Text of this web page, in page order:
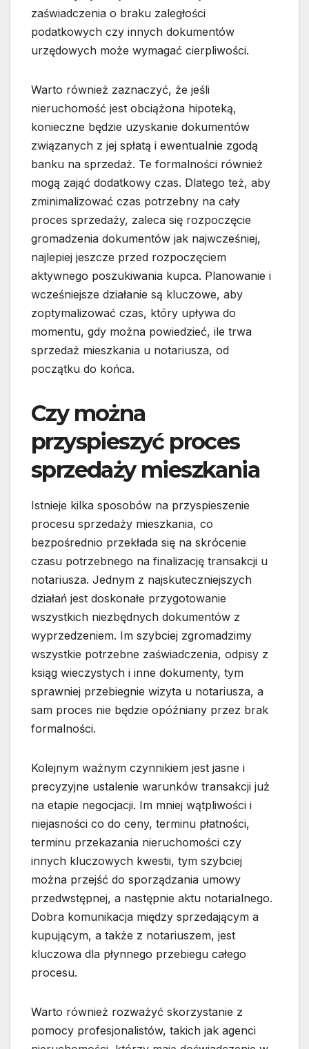
zaświadczenia o braku zaległości
podatkowych czy innych dokumentów
urzędowych może wymagać cierpliwości.
Warto również zaznaczyć, że jeśli
nieruchomość jest obciążona hipoteką,
konieczne będzie uzyskanie dokumentów
związanych z jej spłatą i ewentualnie zgodą
banku na sprzedaż. Te formalności również
mogą zająć dodatkowy czas. Dlatego też, aby
zminimalizować czas potrzebny na cały
proces sprzedaży, zaleca się rozpoczęcie
gromadzenia dokumentów jak najwcześniej,
najlepiej jeszcze przed rozpoczęciem
aktywnego poszukiwania kupca. Planowanie i
wcześniejsze działanie są kluczowe, aby
zoptymalizować czas, który upływa do
momentu, gdy można powiedzieć, ile trwa
sprzedaż mieszkania u notariusza, od
początku do końca.
Czy można
przyspieszyć proces
sprzedaży mieszkania
Istnieje kilka sposobów na przyspieszenie
procesu sprzedaży mieszkania, co
bezpośrednio przekłada się na skrócenie
czasu potrzebnego na finalizację transakcji u
notariusza. Jednym z najskuteczniejszych
działań jest doskonałe przygotowanie
wszystkich niezbędnych dokumentów z
wyprzedzeniem. Im szybciej zgromadzimy
wszystkie potrzebne zaświadczenia, odpisy z
ksiąg wieczystych i inne dokumenty, tym
sprawniej przebiegnie wizyta u notariusza, a
sam proces nie będzie opóźniany przez brak
formalności.
Kolejnym ważnym czynnikiem jest jasne i
precyzyjne ustalenie warunków transakcji już
na etapie negocjacji. Im mniej wątpliwości i
niejasności co do ceny, terminu płatności,
terminu przekazania nieruchomości czy
innych kluczowych kwestii, tym szybciej
można przejść do sporządzania umowy
przedwstępnej, a następnie aktu notarialnego.
Dobra komunikacja między sprzedającym a
kupującym, a także z notariuszem, jest
kluczowa dla płynnego przebiegu całego
procesu.
Warto również rozważyć skorzystanie z
pomocy profesjonalistów, takich jak agenci